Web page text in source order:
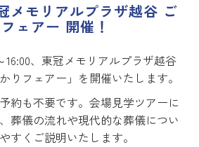
メモリアルプラザ越谷 ご
ェアー 開催！
16:00、東冠メモリアルプラザ越谷
りフェアー」を開催いたします。
約も不要です。会場見学ツアーに
葬儀の流れや現代的な葬儀につい
すくご説明いたします。